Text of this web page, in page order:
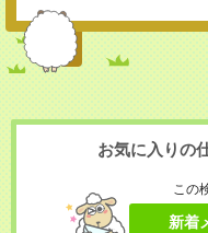
お気に入りの
この
新着